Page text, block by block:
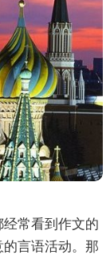
常看到作文的
言语活动。那